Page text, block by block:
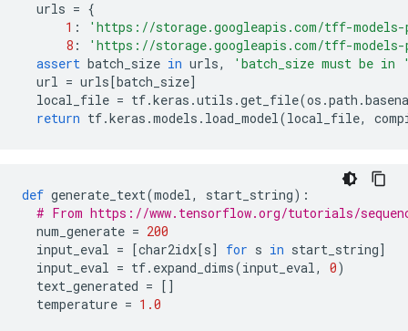
urls = {
1 :
'https://storage.googleapis.com/tff-models-
8 :
'https://storage.googleapis.com/tff-models-
assert batch_size in urls,
'batch_size must be in
url = urls[batch_size]
local_file = tf.keras .utils .get_file(os .path .
return tf.keras .models . load_model(local_file,
def generate_text(model, start_string):
# From https://www.tensorflow.org/tutorials/
num_generate = 200
input_eval = [char2idx[s] for s in start_string]
input_eval = tf. expand_dims(input_eval, 0)
text_generated = []
temperature = 1.0